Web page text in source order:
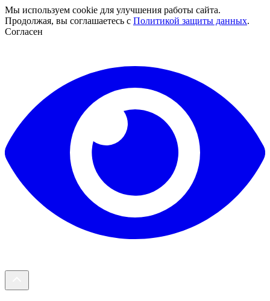
Мы используем cookie для улучшения работы сайта.
Продолжая, вы соглашаетесь с Политикой защиты данных.
Согласен